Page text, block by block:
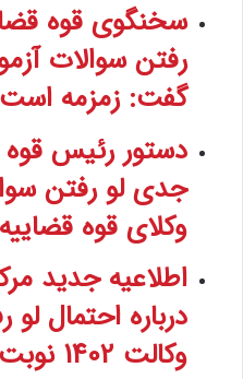
سخنگوی قوه
رفتن سوالات
گفت: زمزمه است
دستور رئیس قوه
جدی لو رفتن
وکلای قوه قضاییه 1402
اطلاعیه جدید
درباره احتمال
وکالت 1402 نوبت دوم